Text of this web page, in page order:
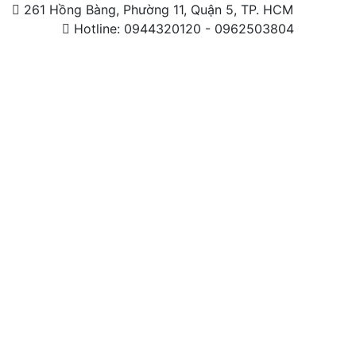
261 Hồng Bàng, Phường 11, Quận 5, TP. HCM
Hotline: 0944320120 - 0962503804